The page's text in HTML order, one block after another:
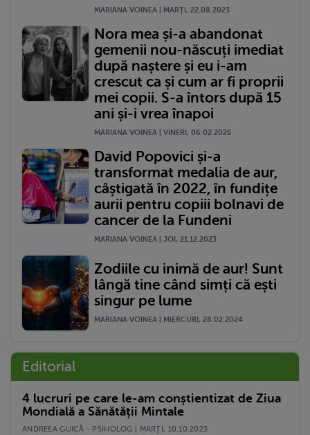
MARIANA VOINEA | MARŢI, 22.08.2023
Nora mea și-a abandonat
gemenii nou-născuți imediat
după naștere și eu i-am
crescut ca și cum ar fi proprii
mei copii. S-a întors după 15
ani și-i vrea înapoi
MARIANA VOINEA | VINERI, 06.02.2026
David Popovici și-a
transformat medalia de aur,
câștigată în 2022, în fundițe
aurii pentru copiii bolnavi de
cancer de la Fundeni
MARIANA VOINEA | JOI, 21.12.2023
Zodiile cu inimă de aur! Sunt
lângă tine când simți că ești
singur pe lume
MARIANA VOINEA | MIERCURI, 28.02.2024
Editorial
4 lucruri pe care le-am conștientizat de Ziua
Mondială a Sănătății Mintale
ANDREEA GUICĂ - PSIHOLOG | MARŢI, 10.10.2023